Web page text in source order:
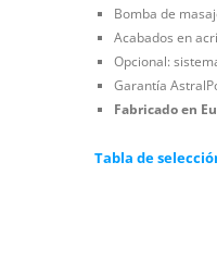
Bomba de
Acabados en
Opcional:
Garantía
Fabricado en
Tabla de